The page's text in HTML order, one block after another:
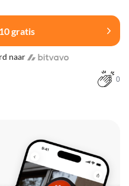
gratis
naar
0